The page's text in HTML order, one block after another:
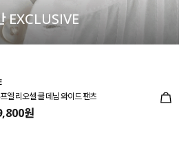
EXCLUSIVE
엘 리오셀 쿨 데님 와이드 팬츠
원